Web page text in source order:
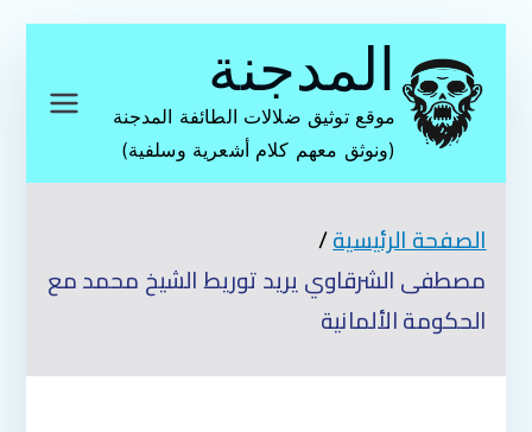
المحتوى
المدجنة
موقع توثيق ضلالات الطائفة المدجنة
(ونوثق معهم كلام أشعرية وسلفية)
الصفحة الرئيسية
مصطفى الشرقاوي يريد توريط الشيخ محمد مع
الحكومة الألمانية